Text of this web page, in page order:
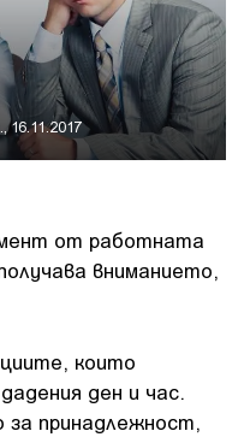
16.11.2017
от работната
вниманието,
които
ден и час.
принадлежност,